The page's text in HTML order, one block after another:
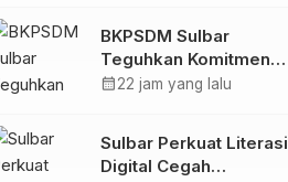
BKPSDM Sulbar
Teguhkan Komitmen
Pengembangan
Penandatanganan
Perjanjian Tugas
calendar_month22 jam yang lalu
Sulbar Perkuat Literasi
Digital Cegah